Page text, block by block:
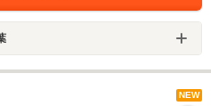
NEW